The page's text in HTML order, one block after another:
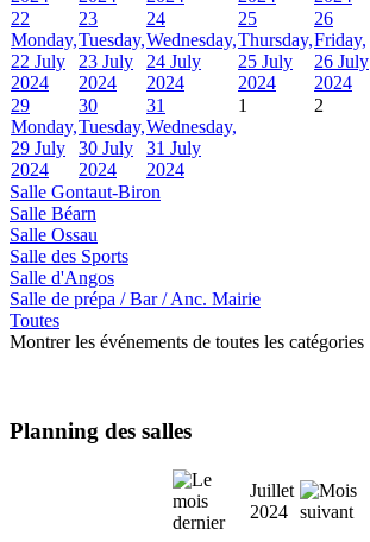
22
Monday,
22 July
2024
23
Tuesday,
23 July
2024
24
Wednesday,
24 July
2024
25
Thursday,
25 July
2024
26
Friday,
26 July
2024
29
Monday,
29 July
2024
30
Tuesday,
30 July
2024
31
Wednesday,
31 July
2024
1 2
Salle Gontaut-Biron
Salle Béarn
Salle Ossau
Salle des Sports
Salle d'Angos
Salle de prépa / Bar / Anc. Mairie
Toutes
Montrer les événements de toutes les catégories
Planning des salles
Juillet
2024